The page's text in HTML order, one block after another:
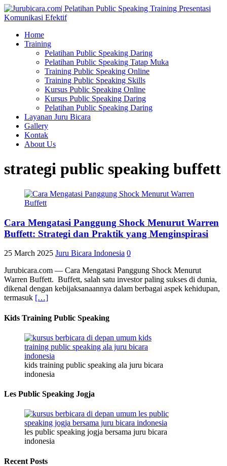
Home
Training
Pelatihan Public Speaking Daring
Pelatihan Public Speaking Tatap Muka
Training Public Speaking Online
Training Public Speaking Skills
Kursus Public Speaking Online
Kursus Public Speaking Daring
Pelatihan Public Speaking Daring
Layanan Juru Bicara
Gallery
Kontak
About Us
strategi public speaking buffett
Cara Mengatasi Panggung Shock Menurut Warren
Buffett: Strategi dan Praktik yang Menginspirasi
25 March 2025 Juru Bicara Indonesia 0
Jurubicara.com — Cara Mengatasi Panggung Shock Menurut
Warren Buffett. Buffett, salah satu investor paling sukses di dunia,
dikenal dengan kebijaksanaannya dalam berbagai aspek kehidupan,
termasuk […]
Kids Training Public Speaking
kids training public speaking ala juru bicara
indonesia
Les Public Speaking Jogja
les public speaking jogja bersama juru bicara
indonesia
Recent Posts